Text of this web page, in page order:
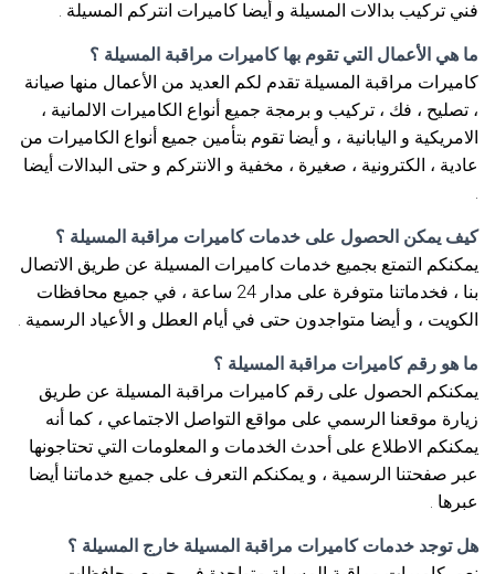
فني تركيب بدالات المسيلة و أيضا كاميرات انتركم المسيلة .
ما هي الأعمال التي تقوم بها كاميرات مراقبة المسيلة ؟
كاميرات مراقبة المسيلة تقدم لكم العديد من الأعمال منها صيانة
، تصليح ، فك ، تركيب و برمجة جميع أنواع الكاميرات الالمانية ،
الامريكية و اليابانية ، و أيضا تقوم بتأمين جميع أنواع الكاميرات من
عادية ، الكترونية ، صغيرة ، مخفية و الانتركم و حتى البدالات أيضا
.
كيف يمكن الحصول على خدمات كاميرات مراقبة المسيلة ؟
يمكنكم التمتع بجميع خدمات كاميرات المسيلة عن طريق الاتصال
بنا ، فخدماتنا متوفرة على مدار 24 ساعة ، في جميع محافظات
الكويت ، و أيضا متواجدون حتى في أيام العطل و الأعياد الرسمية .
ما هو رقم كاميرات مراقبة المسيلة ؟
يمكنكم الحصول على رقم كاميرات مراقبة المسيلة عن طريق
زيارة موقعنا الرسمي على مواقع التواصل الاجتماعي ، كما أنه
يمكنكم الاطلاع على أحدث الخدمات و المعلومات التي تحتاجونها
عبر صفحتنا الرسمية ، و يمكنكم التعرف على جميع خدماتنا أيضا
عبرها .
هل توجد خدمات كاميرات مراقبة المسيلة خارج المسيلة ؟